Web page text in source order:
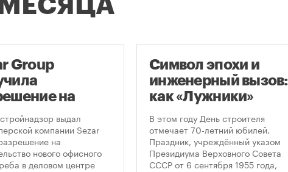
Group
на
в
Сити»
выдал
компании Sezar
на
нового офисного
в деловом центре
Символ эпохи и
инженерный вызов:
как «Лужники»
стали символом
Дня строителя
В этом году День строителя
отмечает 70-летний юбилей.
Праздник, учреждённый указом
Президиума Верховного Совета
СССР от 6 сентября 1955 года,